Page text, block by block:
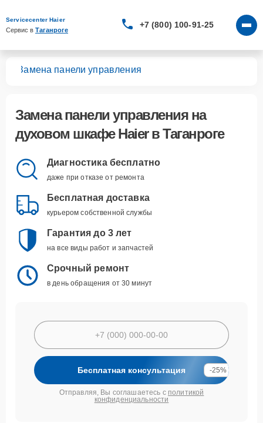
Servicecenter Haier
Сервис в Таганроге
+7 (800) 100-91-25
Замена панели управления
Замена панели управленияна
духовом шкафе Haier в Таганроге
Диагностика бесплатно
даже при отказе от ремонта
Бесплатная доставка
курьером собственной службы
Гарантия до 3 лет
на все виды работ и запчастей
Срочный ремонт
в день обращения от 30 минут
Бесплатная консультация -25%
Отправляя, Вы соглашаетесь с политикой
конфиденциальности